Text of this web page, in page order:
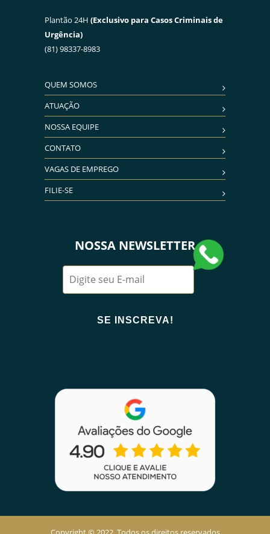
Plantão 24H (Exclusivo para Casos Criminais de
Urgência)
(81) 98337-8983
QUEM SOMOS
ATUAÇÃO
NOSSA EQUIPE
CONTATO
VAGAS DE EMPREGO
FILIE-SE
NOSSA NEWSLETTER